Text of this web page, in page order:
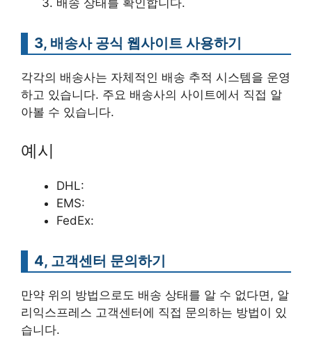
3, 배송사 공식 웹사이트 사용하기
각각의 배송사는 자체적인 배송 추적 시스템을 운영
하고 있습니다. 주요 배송사의 사이트에서 직접 알
아볼 수 있습니다.
예시
DHL:
EMS:
FedEx:
4, 고객센터 문의하기
만약 위의 방법으로도 배송 상태를 알 수 없다면, 알
리익스프레스 고객센터에 직접 문의하는 방법이 있
습니다.